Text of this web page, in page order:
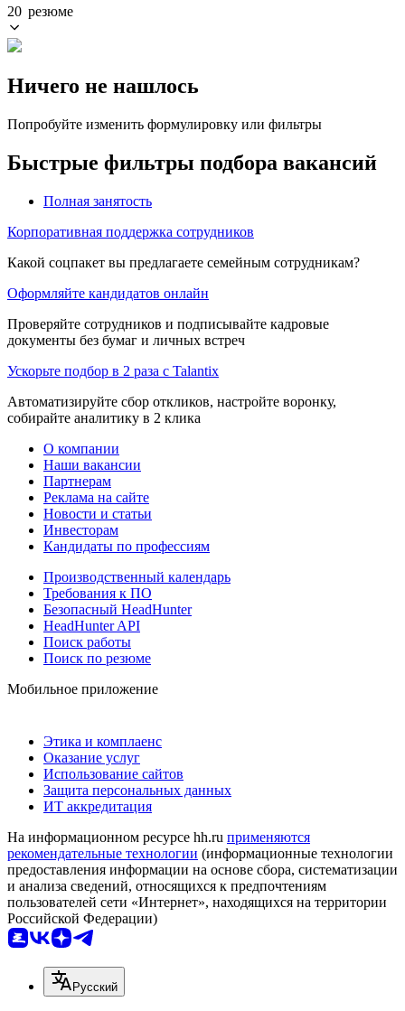
20 резюме
Ничего не нашлось
Попробуйте изменить формулировку или фильтры
Быстрые фильтры подбора вакансий
Полная занятость
Корпоративная поддержка сотрудников
Какой соцпакет вы предлагаете семейным сотрудникам?
Оформляйте кандидатов онлайн
Проверяйте сотрудников и подписывайте кадровые
документы без бумаг и личных встреч
Ускорьте подбор в 2 раза с Talantix
Автоматизируйте сбор откликов, настройте воронку,
собирайте аналитику в 2 клика
О компании
Наши вакансии
Партнерам
Реклама на сайте
Новости и статьи
Инвесторам
Кандидаты по профессиям
Производственный календарь
Требования к ПО
Безопасный HeadHunter
HeadHunter API
Поиск работы
Поиск по резюме
Мобильное приложение
Этика и комплаенс
Оказание услуг
Использование сайтов
Защита персональных данных
ИТ аккредитация
На информационном ресурсе hh.ru применяются
рекомендательные технологии (информационные технологии
предоставления информации на основе сбора, систематизации
и анализа сведений, относящихся к предпочтениям
пользователей сети «Интернет», находящихся на территории
Российской Федерации)
Русский